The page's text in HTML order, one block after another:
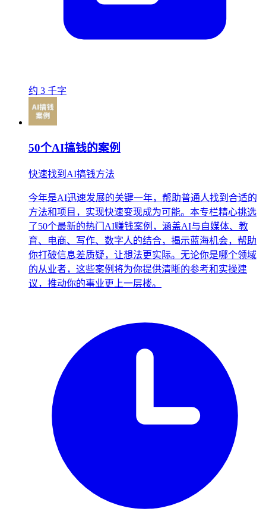
约 3 千字
50个AI搞钱的案例
快速找到AI搞钱方法
今年是AI迅速发展的关键一年，帮助普通人找到合适的
方法和项目，实现快速变现成为可能。本专栏精心挑选
了50个最新的热门AI赚钱案例，涵盖AI与自媒体、教
育、电商、写作、数字人的结合，揭示蓝海机会，帮助
你打破信息差质疑，让想法更实际。无论你是哪个领域
的从业者，这些案例将为你提供清晰的参考和实操建
议，推动你的事业更上一层楼。